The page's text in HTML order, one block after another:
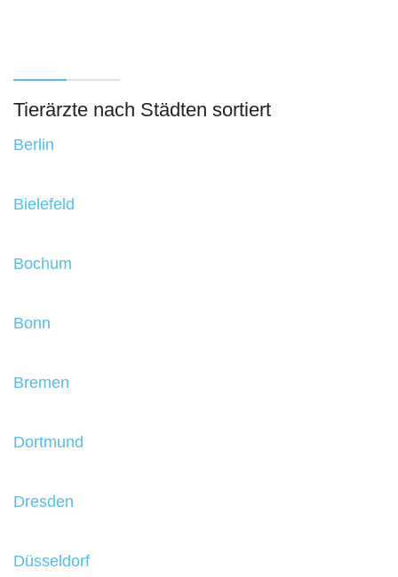
Tierärzte nach Städten sortiert
Berlin
Bielefeld
Bochum
Bonn
Bremen
Dortmund
Dresden
Düsseldorf